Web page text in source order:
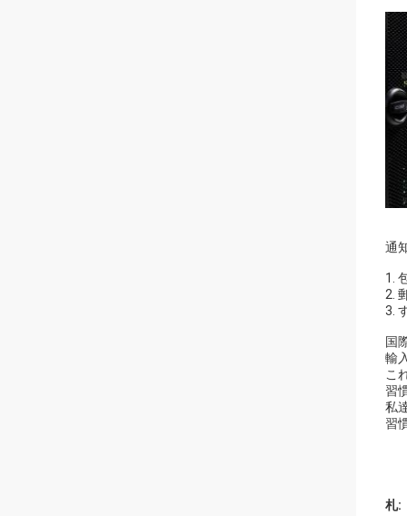
通
1.
2.
3.
国
輸
こ
習
私
習
札: